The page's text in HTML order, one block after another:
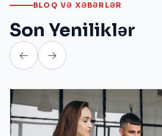
BLOQ VƏ XƏBƏRLƏR
Son Yeniliklər